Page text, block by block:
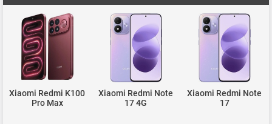
Xiaomi Redmi K100
Pro Max
Xiaomi Redmi Note
17 4G
Xiaomi Redmi Note
17